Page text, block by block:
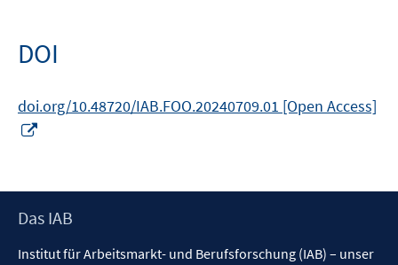
DOI
doi.org/10.48720/IAB.FOO.20240709.01 [Open Access]
öffnen
Footer
Das IAB
Institut für Arbeitsmarkt- und Berufsforschung (IAB) – unser